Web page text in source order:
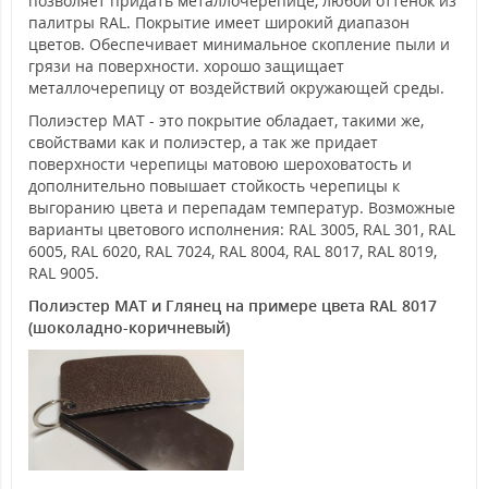
палитры RAL. Покрытие имеет широкий диапазон
цветов. Обеспечивает минимальное скопление пыли и
грязи на поверхности. хорошо защищает
металлочерепицу от воздействий окружающей среды.
Полиэстер MAT - это покрытие обладает, такими же,
свойствами как и полиэстер, а так же придает
поверхности черепицы матовою шероховатость и
дополнительно повышает стойкость черепицы к
выгоранию цвета и перепадам температур. Возможные
варианты цветового исполнения: RAL 3005, RAL 301, RAL
6005, RAL 6020, RAL 7024, RAL 8004, RAL 8017, RAL 8019,
RAL 9005.
Полиэстер MAT и Глянец на примере цвета RAL 8017
(шоколадно-коричневый)